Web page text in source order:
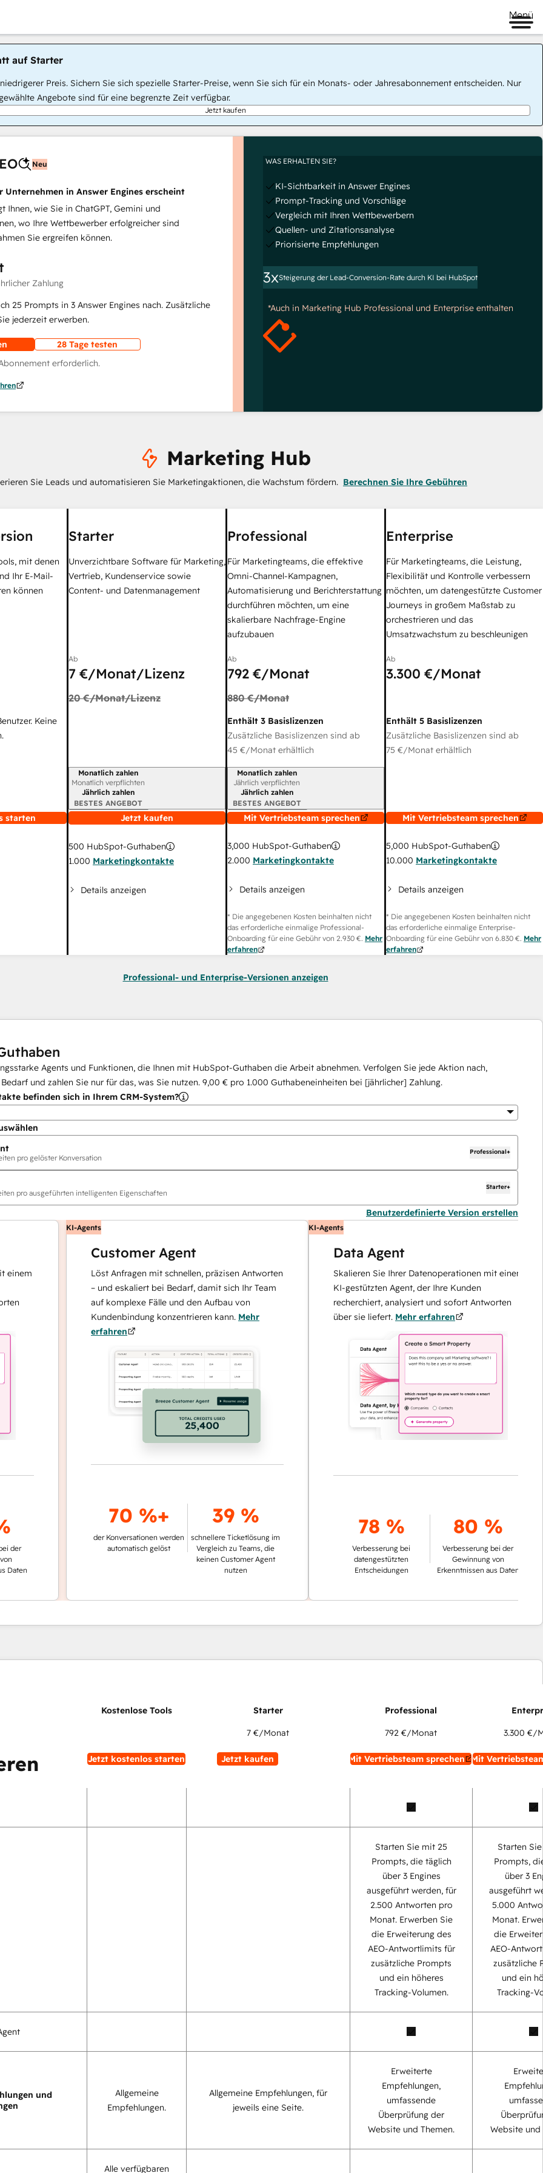
Menü
auf Starter
Preis. Sichern Sie sich spezielle Starter-Preise, wenn Sie sich für ein Monats- oder Jahresabonnement entscheiden. Nur
Angebote sind für eine begrenzte Zeit verfügbar.
Jetzt kaufen
Neu
Unternehmen in Answer Engines erscheint
Ihnen, wie Sie in ChatGPT, Gemini und
wo Ihre Wettbewerber erfolgreicher sind
Sie ergreifen können.
Zahlung
25 Prompts in 3 Answer Engines nach. Zusätzliche
jederzeit erwerben.
28 Tage testen
erforderlich.
WAS ERHALTEN SIE?
KI-Sichtbarkeit in Answer Engines
Prompt-Tracking und Vorschläge
Vergleich mit Ihren Wettbewerbern
Quellen- und Zitationsanalyse
Priorisierte Empfehlungen
3xSteigerung der Lead-Conversion-Rate durch KI bei HubSpot
*Auch in Marketing Hub Professional und Enterprise enthalten
Marketing Hub
Sie Leads und automatisieren Sie Marketingaktionen, die Wachstum fördern. Berechnen Sie Ihre Gebühren
mit denen
Ihr E-Mail-
können
Keine
starten
Starter
Unverzichtbare Software für Marketing,
Vertrieb, Kundenservice sowie
Content- und Datenmanagement
Ab
7 €/Monat/Lizenz
20 €/Monat/Lizenz
Abrechnungszeitraum
Monatlich zahlen
Monatlich verpflichten
Jährlich zahlen
BESTES ANGEBOT
Jetzt kaufen
500 HubSpot-Guthaben
1.000 Marketingkontakte
Details anzeigen
Professional
Für Marketingteams, die effektive
Omni-Channel-Kampagnen,
Automatisierung und Berichterstattung
durchführen möchten, um eine
skalierbare Nachfrage-Engine
aufzubauen
Ab
792 €/Monat
880 €/Monat
Enthält 3 Basislizenzen
Zusätzliche Basislizenzen sind ab
45 €/Monat erhältlich
Abrechnungszeitraum
Monatlich zahlen
Jährlich verpflichten
Jährlich zahlen
BESTES ANGEBOT
Mit Vertriebsteam sprechen
3,000 HubSpot-Guthaben
2.000 Marketingkontakte
Details anzeigen
* Die angegebenen Kosten beinhalten nicht
das erforderliche einmalige Professional-
Onboarding für eine Gebühr von 2.930 €. Mehr
erfahren
Enterprise
Für Marketingteams, die Leistung,
Flexibilität und Kontrolle verbessern
möchten, um datengestützte Customer
Journeys in großem Maßstab zu
orchestrieren und das
Umsatzwachstum zu beschleunigen
Ab
3.300 €/Monat
Enthält 5 Basislizenzen
Zusätzliche Basislizenzen sind ab
75 €/Monat erhältlich
Mit Vertriebsteam sprechen
5,000 HubSpot-Guthaben
10.000 Marketingkontakte
Details anzeigen
* Die angegebenen Kosten beinhalten nicht
das erforderliche einmalige Enterprise-
Onboarding für eine Gebühr von 6.830 €. Mehr
erfahren
Professional- und Enterprise-Versionen anzeigen
Agents und Funktionen, die Ihnen mit HubSpot-Guthaben die Arbeit abnehmen. Verfolgen Sie jede Aktion nach,
und zahlen Sie nur für das, was Sie nutzen. 9,00 € pro 1.000 Guthabeneinheiten bei [jährlicher] Zahlung.
befinden sich in Ihrem CRM-System?
pro gelöster Konversation
Professional+
pro ausgeführten intelligenten Eigenschaften
Starter+
Benutzerdefinierte Version erstellen
KI-Agents
Customer Agent
Löst Anfragen mit schnellen, präzisen Antworten
– und eskaliert bei Bedarf, damit sich Ihr Team
auf komplexe Fälle und den Aufbau von
Kundenbindung konzentrieren kann.Mehr
erfahren
70 %+
der Konversationen werden
automatisch gelöst
39 %
schnellere Ticketlösung im
Vergleich zu Teams, die
keinen Customer Agent
nutzen
KI-Agents
Data Agent
Skalieren Sie Ihrer Datenoperationen mit einem
KI-gestützten Agent, der Ihre Kunden
recherchiert, analysiert und sofort Antworten
über sie liefert.Mehr erfahren
78 %
Verbesserung bei
datengestützten
Entscheidungen
80 %
Verbesserung bei der
Gewinnung von
Erkenntnissen aus Daten
Jetzt kostenlos starten
7 €/Monat
Jetzt kaufen
792 €/Monat
Mit Vertriebsteam sprechen
3.300 €/
Mit
Starten Sie mit 25
Prompts, die täglich
über 3 Engines
ausgeführt werden, für
2.500 Antworten pro
Monat. Erwerben Sie
die Erweiterung des
AEO-Antwortlimits für
zusätzliche Prompts
und ein höheres
Tracking-Volumen.
Starten
Prompts,
über 3
ausgeführt
5.000
Monat.
die
AEO-
zusätzliche
und ein
Tracking-
und
Allgemeine
Empfehlungen.
Allgemeine Empfehlungen, für
jeweils eine Seite.
Erweiterte
Empfehlungen,
umfassende
Überprüfung der
Website und Themen.
Website und
Alle verfügbaren